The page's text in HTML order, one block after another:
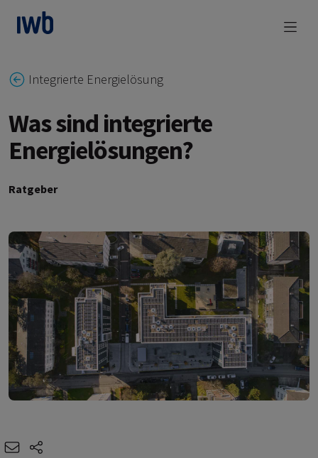
zum Main Content
Integrierte Energielösung
Was sind integrierte
Energielösungen?
Ratgeber
e-mail